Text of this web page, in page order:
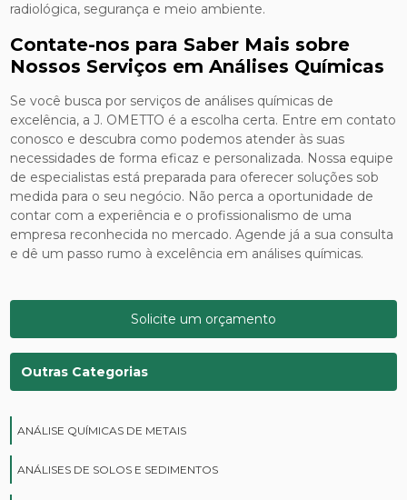
radiológica, segurança e meio ambiente.
Contate-nos para Saber Mais sobre
Nossos Serviços em Análises Químicas
Se você busca por serviços de análises químicas de
excelência, a J. OMETTO é a escolha certa. Entre em contato
conosco e descubra como podemos atender às suas
necessidades de forma eficaz e personalizada. Nossa equipe
de especialistas está preparada para oferecer soluções sob
medida para o seu negócio. Não perca a oportunidade de
contar com a experiência e o profissionalismo de uma
empresa reconhecida no mercado. Agende já a sua consulta
e dê um passo rumo à excelência em análises químicas.
Solicite um orçamento
Outras Categorias
ANÁLISE QUÍMICAS DE METAIS
ANÁLISES DE SOLOS E SEDIMENTOS